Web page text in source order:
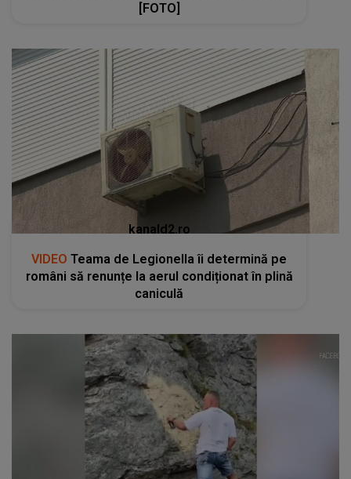
[FOTO]
kanald2.ro
VIDEO Teama de Legionella îi determină pe
români să renunțe la aerul condiționat în plină
caniculă